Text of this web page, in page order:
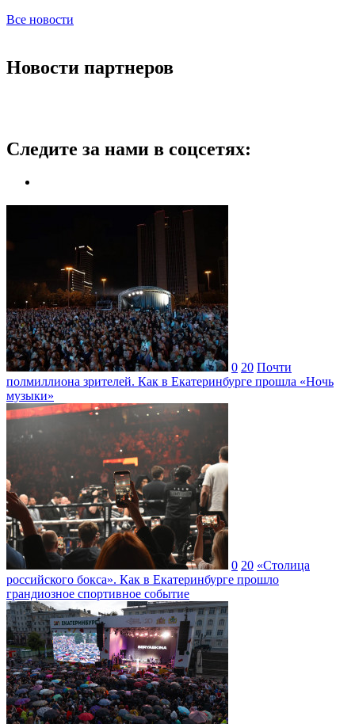
Все новости
Новости партнеров
Следите за нами в соцсетях:
0 20 Почти
полмиллиона зрителей. Как в Екатеринбурге прошла «Ночь
музыки»
0 20 «Столица
российского бокса». Как в Екатеринбурге прошло
грандиозное спортивное событие